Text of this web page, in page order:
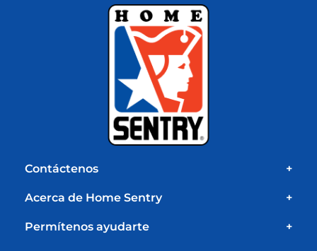
Contáctenos +
Acerca de Home Sentry +
Permítenos ayudarte +